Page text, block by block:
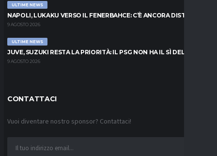
ULTIME NEWS
NAPOLI, LUKAKU VERSO IL FENERBAHCE: C’È ANCORA DISTANZA
9 AGOSTO 2026
ULTIME NEWS
JUVE, SUZUKI RESTA LA PRIORITÀ: IL PSG NON HA IL SÌ DEL PARMA
9 AGOSTO 2026
CONTATTACI
Vuoi diventare nostro sponsor? Contattaci!